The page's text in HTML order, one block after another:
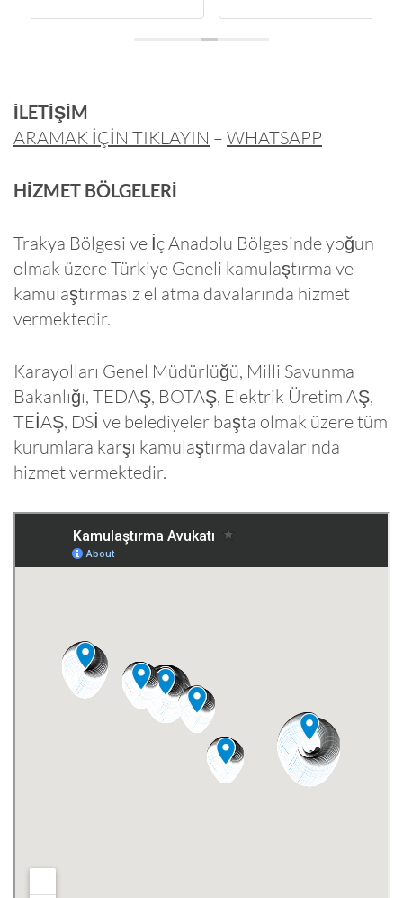
İLETİŞİM
ARAMAK İÇİN TIKLAYIN – WHATSAPP
HİZMET BÖLGELERİ
Trakya Bölgesi ve İç Anadolu Bölgesinde yoğun
olmak üzere Türkiye Geneli kamulaştırma ve
kamulaştırmasız el atma davalarında hizmet
vermektedir.
Karayolları Genel Müdürlüğü, Milli Savunma
Bakanlığı, TEDAŞ, BOTAŞ, Elektrik Üretim AŞ,
TEİAŞ, DSİ ve belediyeler başta olmak üzere tüm
kurumlara karşı kamulaştırma davalarında
hizmet vermektedir.